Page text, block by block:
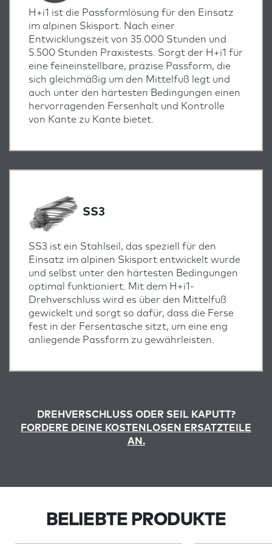
H+i1 ist die Passformlösung für den Einsatz
im alpinen Skisport. Nach einer
Entwicklungszeit von 35.000 Stunden und
5.500 Stunden Praxistests. Sorgt der H+i1 für
eine feineinstellbare, präzise Passform, die
sich gleichmäßig um den Mittelfuß legt und
auch unter den härtesten Bedingungen einen
hervorragenden Fersenhalt und Kontrolle
von Kante zu Kante bietet.
SS3
SS3 ist ein Stahlseil, das speziell für den
Einsatz im alpinen Skisport entwickelt wurde
und selbst unter den härtesten Bedingungen
optimal funktioniert. Mit dem H+i1-
Drehverschluss wird es über den Mittelfuß
gewickelt und sorgt so dafür, dass die Ferse
fest in der Fersentasche sitzt, um eine eng
anliegende Passform zu gewährleisten.
DREHVERSCHLUSS ODER SEIL KAPUTT?
FORDERE DEINE KOSTENLOSEN ERSATZTEILE
AN.
BELIEBTE PRODUKTE